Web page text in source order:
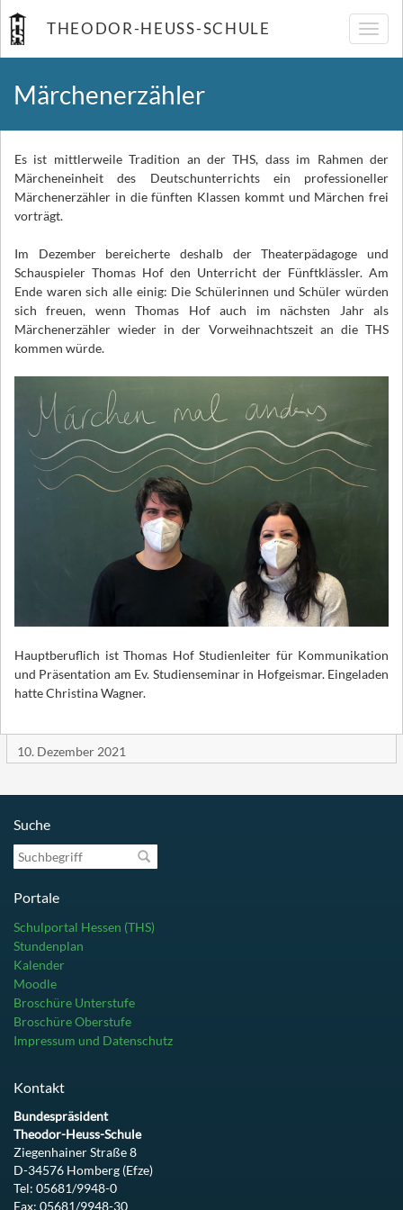
THEODOR-HEUSS-SCHULE
Märchenerzähler
Es ist mittlerweile Tradition an der THS, dass im Rahmen der
Märcheneinheit des Deutschunterrichts ein professioneller
Märchenerzähler in die fünften Klassen kommt und Märchen frei
vorträgt.
Im Dezember bereicherte deshalb der Theaterpädagoge und
Schauspieler Thomas Hof den Unterricht der Fünftklässler. Am
Ende waren sich alle einig: Die Schülerinnen und Schüler würden
sich freuen, wenn Thomas Hof auch im nächsten Jahr als
Märchenerzähler wieder in der Vorweihnachtszeit an die THS
kommen würde.
Hauptberuflich ist Thomas Hof Studienleiter für Kommunikation
und Präsentation am Ev. Studienseminar in Hofgeismar. Eingeladen
hatte Christina Wagner.
10. Dezember 2021
Suche
Suchbegriff
Portale
Schulportal Hessen (THS)
Stundenplan
Kalender
Moodle
Broschüre Unterstufe
Broschüre Oberstufe
Impressum und Datenschutz
Kontakt
Bundespräsident
Theodor-Heuss-Schule
Ziegenhainer Straße 8
D-34576 Homberg (Efze)
Tel: 05681/9948-0
Fax: 05681/9948-30